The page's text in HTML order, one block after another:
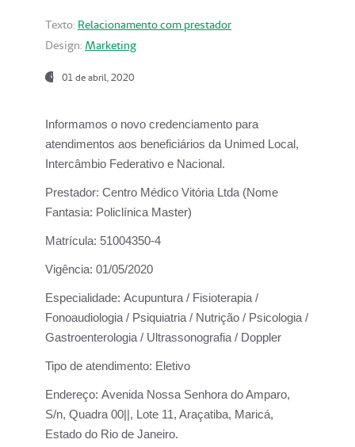
Texto: Relacionamento com prestador
Design: Marketing
01 de abril, 2020
Informamos o novo credenciamento para
atendimentos aos beneficiários da Unimed Local,
Intercâmbio Federativo e Nacional.
Prestador: Centro Médico Vitória Ltda (Nome
Fantasia: Policlínica Master)
Matrícula: 51004350-4
Vigência: 01/05/2020
Especialidade: Acupuntura / Fisioterapia /
Fonoaudiologia / Psiquiatria / Nutrição / Psicologia /
Gastroenterologia / Ultrassonografia / Doppler
Tipo de atendimento: Eletivo
Endereço: Avenida Nossa Senhora do Amparo,
S/n, Quadra 00||, Lote 11, Araçatiba, Maricá,
Estado do Rio de Janeiro.